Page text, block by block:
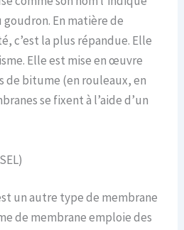
En matière de
c’est la plus répandue. Elle
Elle est mise en œuvre
de bitume (en rouleaux, en
se fixent à l’aide d’un
un autre type de membrane
de membrane emploie des